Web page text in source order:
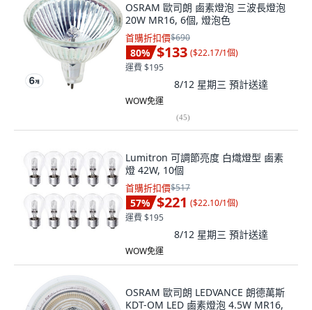
OSRAM 歐司朗 鹵素燈泡 三波長燈泡
20W MR16, 6個, 燈泡色
首購折扣價$690
80% $133 ($22.17/1個)
運費 $195
8/12 星期三 預計送達
WOW免運
(45)
Lumitron 可調節亮度 白熾燈型 鹵素
燈 42W, 10個
首購折扣價$517
57% $221 ($22.10/1個)
運費 $195
8/12 星期三 預計送達
WOW免運
OSRAM 歐司朗 LEDVANCE 朗德萬斯
KDT-OM LED 鹵素燈泡 4.5W MR16,